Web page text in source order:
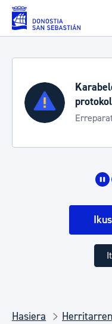
Eduki nagusira joan
Hasiera